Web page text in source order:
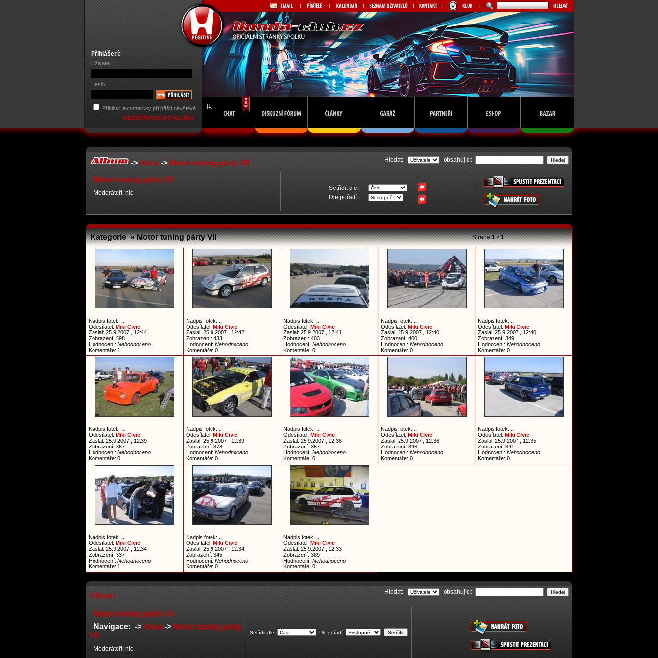
Přihlášení:
Uživatel
Heslo
Přihlásit automaticky při příští návštěvě
REGISTRACE DO KLUBU
[1]
->Akce -> Motor tuning párty VII Hledat: obsahující:
Motor tuning párty VII
Moderátoři: nic
Setřídit dle:
Dle pořadí:
Kategorie » Motor tuning párty VII Strana1z1
Nadpis fotek: ..
Odesílatel: Miki Civic
Zaslal: 25.9.2007 , 12:44
Zobrazení: 598
Hodnocení: Nehodnoceno
Komentáře: 1
Nadpis fotek: ..
Odesílatel: Miki Civic
Zaslal: 25.9.2007 , 12:42
Zobrazení: 433
Hodnocení: Nehodnoceno
Komentáře: 0
Nadpis fotek: ..
Odesílatel: Miki Civic
Zaslal: 25.9.2007 , 12:41
Zobrazení: 403
Hodnocení: Nehodnoceno
Komentáře: 0
Nadpis fotek: ..
Odesílatel: Miki Civic
Zaslal: 25.9.2007 , 12:40
Zobrazení: 400
Hodnocení: Nehodnoceno
Komentáře: 0
Nadpis fotek: ..
Odesílatel: Miki Civic
Zaslal: 25.9.2007 , 12:40
Zobrazení: 349
Hodnocení: Nehodnoceno
Komentáře: 0
Nadpis fotek: ..
Odesílatel: Miki Civic
Zaslal: 25.9.2007 , 12:39
Zobrazení: 367
Hodnocení: Nehodnoceno
Komentáře: 0
Nadpis fotek: ..
Odesílatel: Miki Civic
Zaslal: 25.9.2007 , 12:39
Zobrazení: 378
Hodnocení: Nehodnoceno
Komentáře: 0
Nadpis fotek: ..
Odesílatel: Miki Civic
Zaslal: 25.9.2007 , 12:38
Zobrazení: 357
Hodnocení: Nehodnoceno
Komentáře: 0
Nadpis fotek: ..
Odesílatel: Miki Civic
Zaslal: 25.9.2007 , 12:36
Zobrazení: 346
Hodnocení: Nehodnoceno
Komentáře: 0
Nadpis fotek: ..
Odesílatel: Miki Civic
Zaslal: 25.9.2007 , 12:35
Zobrazení: 341
Hodnocení: Nehodnoceno
Komentáře: 0
Nadpis fotek: ..
Odesílatel: Miki Civic
Zaslal: 25.9.2007 , 12:34
Zobrazení: 337
Hodnocení: Nehodnoceno
Komentáře: 1
Nadpis fotek: ..
Odesílatel: Miki Civic
Zaslal: 25.9.2007 , 12:34
Zobrazení: 345
Hodnocení: Nehodnoceno
Komentáře: 0
Nadpis fotek: ..
Odesílatel: Miki Civic
Zaslal: 25.9.2007 , 12:33
Zobrazení: 389
Hodnocení: Nehodnoceno
Komentáře: 0
Album Hledat: obsahující:
Motor tuning párty VII
Navigace: -> Akce -> Motor tuning párty
VII
Moderátoři: nic
Setřídit dle: Dle pořadí: